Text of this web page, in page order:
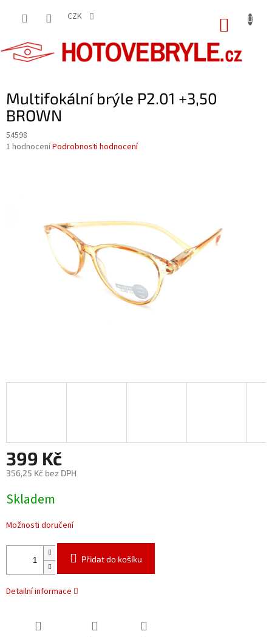
CZK
Multifokální brýle P2.01 +3,50
BROWN
54598
Průměrné
hvězdiček.
1 hodnoceníPodrobnosti hodnocení
399 Kč
356,25 Kč bez DPH
cena:
Skladem
Možnosti doručení
Přidat do košíku
Detailní informace